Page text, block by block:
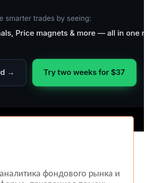
фондового рынка и